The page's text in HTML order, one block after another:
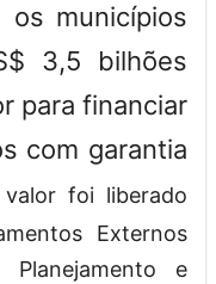
municípios
3,5 bilhões
para financiar
com garantia
valor foi liberado
Externos
e